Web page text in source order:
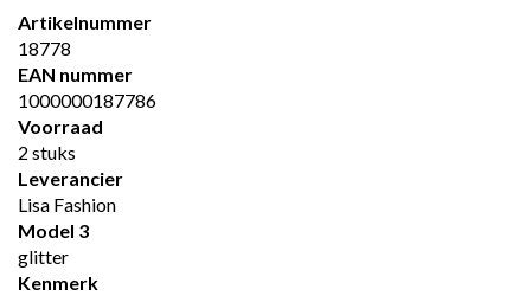
Artikelnummer
18778
EAN nummer
1000000187786
Voorraad
2 stuks
Leverancier
Lisa Fashion
Model 3
glitter
Kenmerk